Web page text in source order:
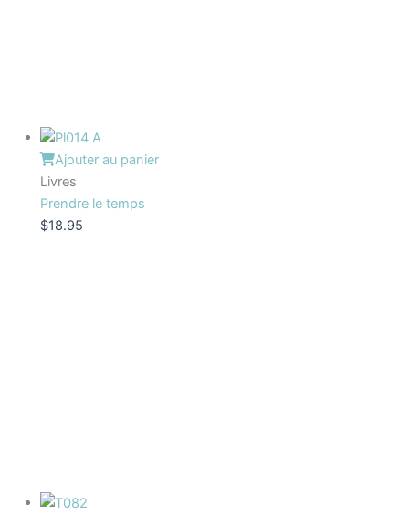
Ajouter au panier
Livres
Prendre le temps
$18.95